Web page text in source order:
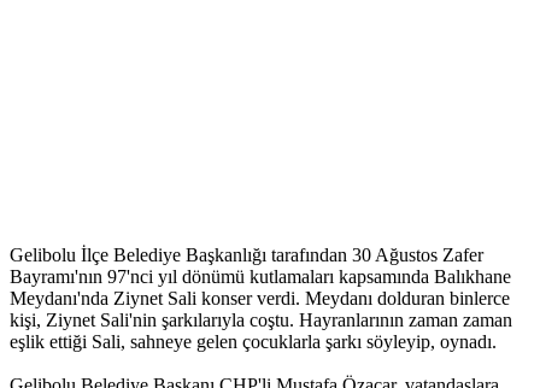
Gelibolu İlçe Belediye Başkanlığı tarafından 30 Ağustos Zafer
Bayramı'nın 97'nci yıl dönümü kutlamaları kapsamında Balıkhane
Meydanı'nda Ziynet Sali konser verdi. Meydanı dolduran binlerce
kişi, Ziynet Sali'nin şarkılarıyla coştu. Hayranlarının zaman zaman
eşlik ettiği Sali, sahneye gelen çocuklarla şarkı söyleyip, oynadı.